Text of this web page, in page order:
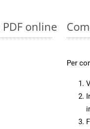
online
Per